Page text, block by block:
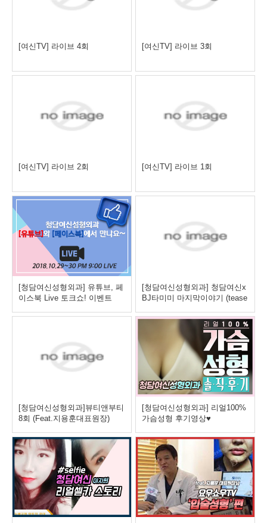
[여신TV] 라이브 4회 [여신TV] 라이브 3회
[여신TV] 라이브 2회 [여신TV] 라이브 1회
[청담여신성형외과] 유튜브, 페
이스북 Live 토크쇼! 이벤트
[청담여신성형외과] 청담여신x
BJ타미미 마지막이야기 (tease
[청담여신성형외과]뷰티앤부티
8회 (Feat.지용훈대표원장)
[청담여신성형외과] 리얼100%
가슴성형 후기영상♥